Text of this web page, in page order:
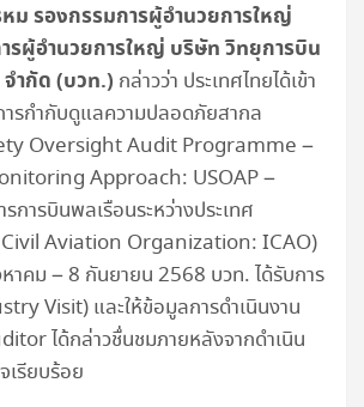
ม รองกรรมการผู้อำนวยการใหญ่
รผู้อำนวยการใหญ่ บริษัท วิทยุการบิน
ำกัด (บวท.) กล่าวว่า ประเทศไทยได้เข้า
รกำกับดูแลความปลอดภัยสากล
Oversight Audit Programme –
Approach: USOAP –
การบินพลเรือนระหว่างประเทศ
Aviation Organization: ICAO)
าคม – 8 กันยายน 2568 บวท. ได้รับการ
Visit) และให้ข้อมูลการดำเนินงาน
ได้กล่าวชื่นชมภายหลังจากดำเนิน
เรียบร้อย